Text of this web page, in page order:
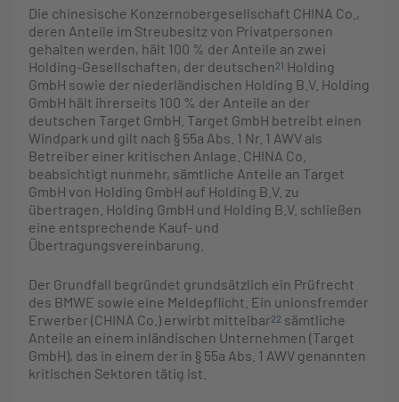
Die chinesische Konzernobergesellschaft CHINA Co.,
deren Anteile im Streubesitz von Privatpersonen
gehalten werden, hält 100 % der Anteile an zwei
Holding-Gesellschaften, der deutschen21 Holding
GmbH sowie der niederländischen Holding B.V. Holding
GmbH hält ihrerseits 100 % der Anteile an der
deutschen Target GmbH. Target GmbH betreibt einen
Windpark und gilt nach § 55a Abs. 1 Nr. 1 AWV als
Betreiber einer kritischen Anlage. CHINA Co.
beabsichtigt nunmehr, sämtliche Anteile an Target
GmbH von Holding GmbH auf Holding B.V. zu
übertragen. Holding GmbH und Holding B.V. schließen
eine entsprechende Kauf- und
Übertragungsvereinbarung.
Der Grundfall begründet grundsätzlich ein Prüfrecht
des BMWE sowie eine Meldepflicht. Ein unionsfremder
Erwerber (CHINA Co.) erwirbt mittelbar22 sämtliche
Anteile an einem inländischen Unternehmen (Target
GmbH), das in einem der in § 55a Abs. 1 AWV genannten
kritischen Sektoren tätig ist.